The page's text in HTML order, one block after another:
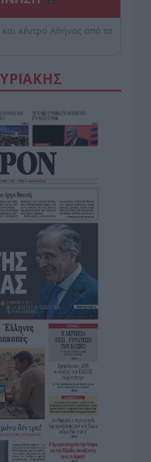
κέντρο Αθήνας από το